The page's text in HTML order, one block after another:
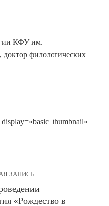
КФУ им.
филологических
ЗАПИСЬ
«Рождество в